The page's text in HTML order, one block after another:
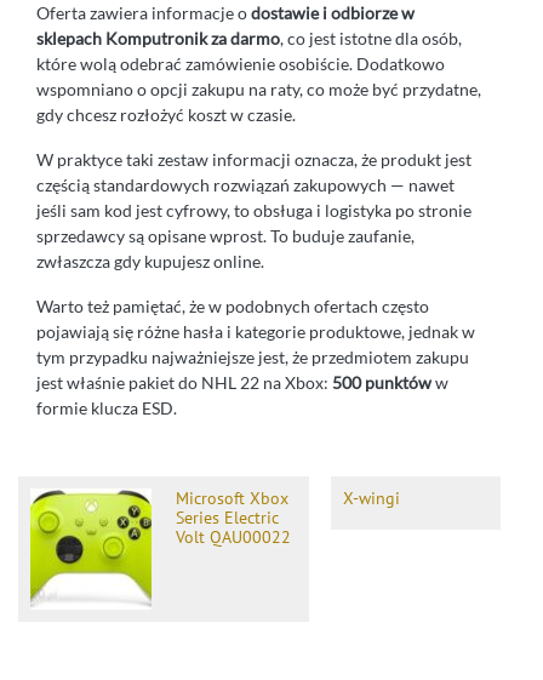
Oferta zawiera informacje odostawie i odbiorze w
sklepach Komputronik za darmo, co jest istotne dla osób,
które wolą odebrać zamówienie osobiście. Dodatkowo
wspomniano o opcji zakupu na raty, co może być przydatne,
gdy chcesz rozłożyć koszt w czasie.
W praktyce taki zestaw informacji oznacza, że produkt jest
częścią standardowych rozwiązań zakupowych — nawet
jeśli sam kod jest cyfrowy, to obsługa i logistyka po stronie
sprzedawcy są opisane wprost. To buduje zaufanie,
zwłaszcza gdy kupujesz online.
Warto też pamiętać, że w podobnych ofertach często
pojawiają się różne hasła i kategorie produktowe, jednak w
tym przypadku najważniejsze jest, że przedmiotem zakupu
jest właśnie pakiet do NHL 22 na Xbox: 500 punktóww
formie klucza ESD.
Microsoft Xbox
Series Electric
Volt QAU00022
X-wingi